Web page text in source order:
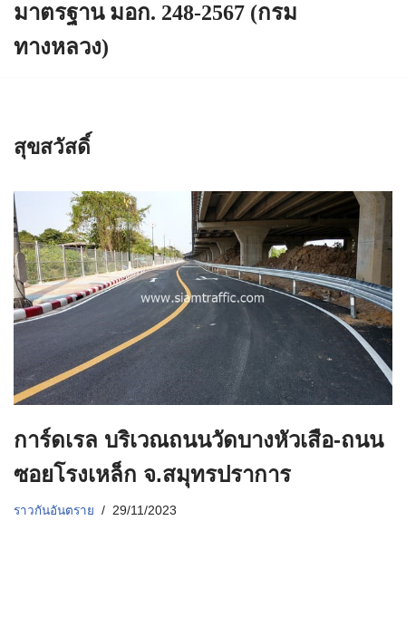
มาตรฐาน มอก. 248-2567 (กรม
ทางหลวง)
สุขสวัสดิ์
การ์ดเรล บริเวณถนนวัดบางหัวเสือ-ถนน
ซอยโรงเหล็ก จ.สมุทรปราการ
ราวกันอันตราย 29/11/2023